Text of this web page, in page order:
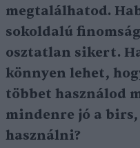
megtalálhatod.
sokoldalú
osztatlan sikert.
könnyen lehet,
többet használod
mindenre jó a
használni?